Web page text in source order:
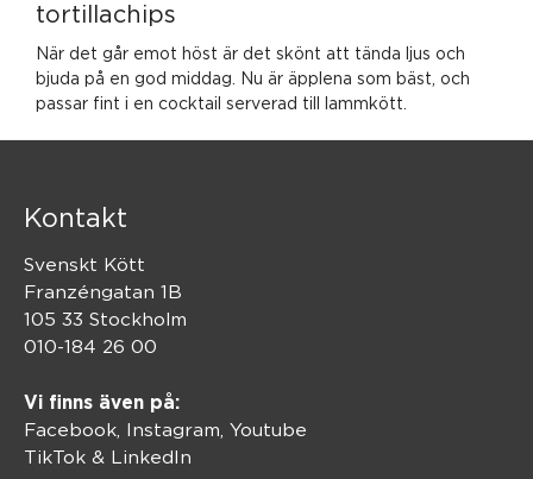
tortillachips
När det går emot höst är det skönt att tända ljus och
bjuda på en god middag. Nu är äpplena som bäst, och
passar fint i en cocktail serverad till lammkött.
Kontakt
Svenskt Kött
Franzéngatan 1B
105 33 Stockholm
010-184 26 00
Vi finns även på:
Facebook, Instagram Youtube
TikTok & LinkedIn